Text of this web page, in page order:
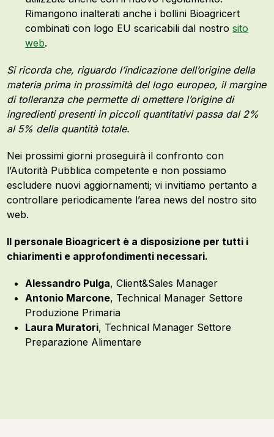
Rimangono inalterati anche i bollini Bioagricert
combinati con logo EU scaricabili dal nostrosito
web.
Si ricorda che, riguardo l’indicazione dell’origine della
materia prima in prossimità del logo europeo, il margine
di tolleranza che permette di omettere l’origine di
ingredienti presenti in piccoli quantitativi passa dal 2%
al 5% della quantità totale.
Nei prossimi giorni proseguirà il confronto con
l’Autorità Pubblica competente e non possiamo
escludere nuovi aggiornamenti; vi invitiamo pertanto a
controllare periodicamente l’area news del nostro sito
web.
Il personale Bioagricert è a disposizione per tutti i
chiarimenti e approfondimenti necessari.
Alessandro Pulga, Client&Sales Manager
Antonio Marcone, Technical Manager Settore
Produzione Primaria
Laura Muratori, Technical Manager Settore
Preparazione Alimentare